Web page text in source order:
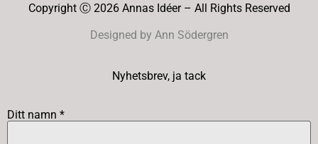
Copyright Ⓒ 2026 Annas Idéer – All Rights Reserved
Designed by Ann Södergren
Nyhetsbrev, ja tack
Ditt namn *